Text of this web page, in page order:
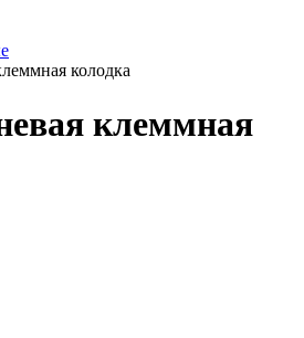
колодка
клеммная